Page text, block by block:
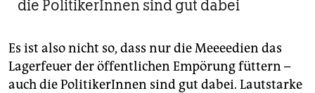
die PolitikerInnen sind gut dabei
Es ist also nicht so, dass nur die Meeeedien das
Lagerfeuer der öffentlichen Empörung füttern –
auch die PolitikerInnen sind gut dabei. Lautstarke